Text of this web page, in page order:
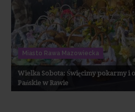
Miasto Rawa Mazowiecka
Wielka Sobota: Święcimy pokarmy i
Pańskie w Rawie